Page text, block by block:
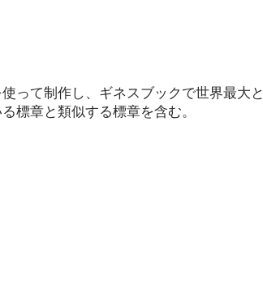
て制作し、ギネスブックで世界最大と
標章と類似する標章を含む。